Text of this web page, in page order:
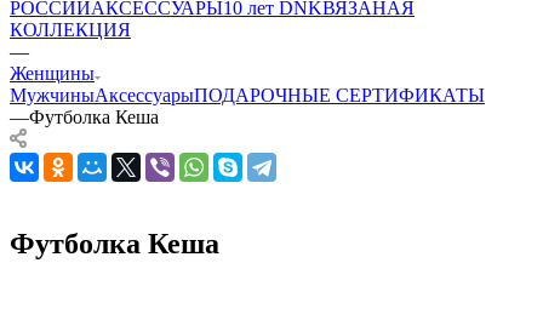
РОССИИАКСЕССУАРЫ10 лет DNKВЯЗАНАЯ
КОЛЛЕКЦИЯ
—
Женщины
МужчиныАксессуарыПОДАРОЧНЫЕ СЕРТИФИКАТЫ
—Футболка Кеша
Футболка Кеша